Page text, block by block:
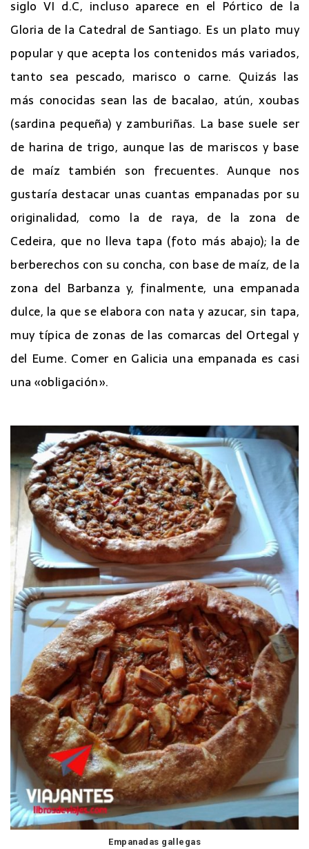
siglo VI d.C, incluso aparece en el Pórtico de la
Gloria de la Catedral de Santiago. Es un plato muy
popular y que acepta los contenidos más variados,
tanto sea pescado, marisco o carne. Quizás las
más conocidas sean las de bacalao, atún, xoubas
(sardina pequeña) y zamburiñas. La base suele ser
de harina de trigo, aunque las de mariscos y base
de maíz también son frecuentes. Aunque nos
gustaría destacar unas cuantas empanadas por su
originalidad, como la de raya, de la zona de
Cedeira, que no lleva tapa (foto más abajo); la de
berberechos con su concha, con base de maíz, de la
zona del Barbanza y, finalmente, una empanada
dulce, la que se elabora con nata y azucar, sin tapa,
muy típica de zonas de las comarcas del Ortegal y
del Eume. Comer en Galicia una empanada es casi
una «obligación».
Empanadas gallegas